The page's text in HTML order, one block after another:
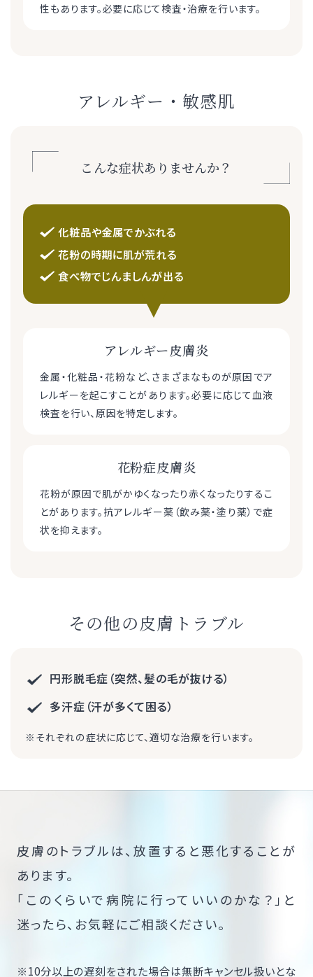
性もあります。必要に応じて検査・治療を行います。
アレルギー・敏感肌
こんな症状ありませんか？
化粧品や金属でかぶれる
花粉の時期に肌が荒れる
食べ物でじんましんが出る
アレルギー皮膚炎
金属・化粧品・花粉など、さまざまなものが原因でア
レルギーを起こすことがあります。必要に応じて血液
検査を行い、原因を特定します。
花粉症皮膚炎
花粉が原因で肌がかゆくなったり赤くなったりするこ
とがあります。抗アレルギー薬（飲み薬・塗り薬）で症
状を抑えます。
その他の皮膚トラブル
円形脱毛症（突然、髪の毛が抜ける）
多汗症（汗が多くて困る）
※それぞれの症状に応じて、適切な治療を行います。
皮膚のトラブルは、放置すると悪化することが
あります。
「このくらいで病院に行っていいのかな？」と
迷ったら、お気軽にご相談ください。
※10分以上の遅刻をされた場合は無断キャンセル扱いとな